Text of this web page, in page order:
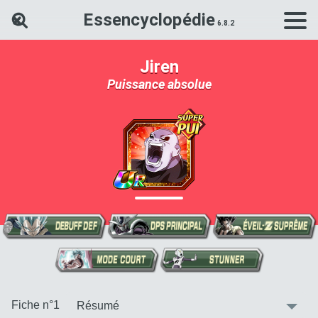
Essencyclopédie
Rechercher une carte Dokkan
Jiren
Puissance absolue
Fiche n°1